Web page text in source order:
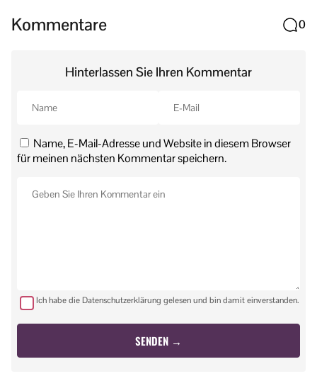
Kommentare 0
Hinterlassen Sie Ihren Kommentar
Name, E-Mail-Adresse und Website in diesem Browser
für meinen nächsten Kommentar speichern.
Ich habe die Datenschutzerklärung gelesen und bin damit einverstanden.